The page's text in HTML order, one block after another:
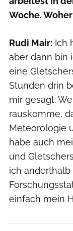
Woche.
Rudi Mair: Ich
aber dann bin
eine
Stunden drin
mir gesagt:
rauskomme,
Meteorologie
habe auch
und
ich
einfach mein